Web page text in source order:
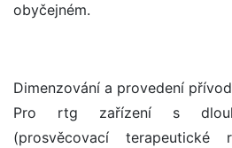
obyčejném.
Dimenzování a provedení
Pro rtg zařízení s
(prosvěcovací